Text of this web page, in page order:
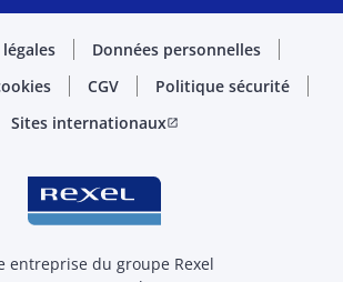
Données personnelles
CGV
Politique sécurité
Sites internationauxopen_in_new
entreprise du groupe Rexel